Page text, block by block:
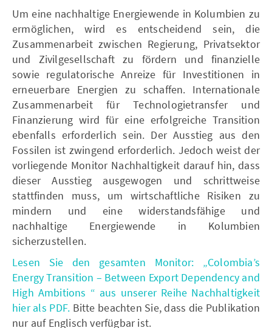
Um eine nachhaltige Energiewende in Kolumbien zu
ermöglichen, wird es entscheidend sein, die
Zusammenarbeit zwischen Regierung, Privatsektor
und Zivilgesellschaft zu fördern und finanzielle
sowie regulatorische Anreize für Investitionen in
erneuerbare Energien zu schaffen. Internationale
Zusammenarbeit für Technologietransfer und
Finanzierung wird für eine erfolgreiche Transition
ebenfalls erforderlich sein. Der Ausstieg aus den
Fossilen ist zwingend erforderlich. Jedoch weist der
vorliegende Monitor Nachhaltigkeit darauf hin, dass
dieser Ausstieg ausgewogen und schrittweise
stattfinden muss, um wirtschaftliche Risiken zu
mindern und eine widerstandsfähige und
nachhaltige Energiewende in Kolumbien
sicherzustellen.
Lesen Sie den gesamten Monitor: „Colombia’s
Energy Transition – Between Export Dependency and
High Ambitions “ aus unserer Reihe Nachhaltigkeit
hier als PDF. Bitte beachten Sie, dass die Publikation
nur auf Englisch verfügbar ist.